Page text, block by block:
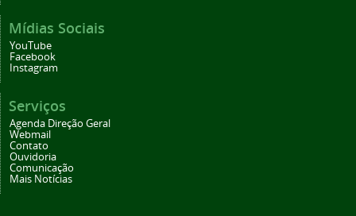
Mídias Sociais
YouTube
Facebook
Instagram
Serviços
Agenda Direção Geral
Webmail
Contato
Ouvidoria
Comunicação
Mais Notícias